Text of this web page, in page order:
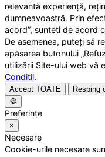
relevantă experiență,
dumneavoastră. Prin
acord”, sunteți de acord
De asemenea, puteți să
apăsarea butonului
utilizării Site-ului web vă
Condiții.
Accept TOATE Resping
🍪
Preferințe
×
Necesare
Cookie-urile necesare